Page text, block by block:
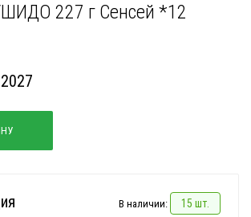
227 г Сенсей *12
В наличии: 15 шт.